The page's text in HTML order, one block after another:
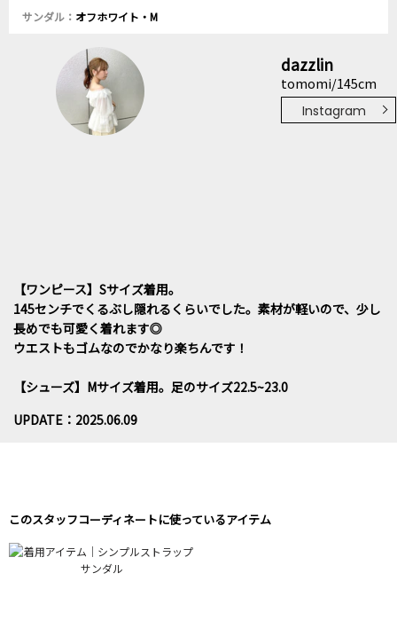
サンダル： オフホワイト・M
dazzlin
tomomi/145cm
Instagram
【ワンピース】Sサイズ着用。
145センチでくるぶし隠れるくらいでした。素材が軽いので、少し
長めでも可愛く着れます◎
ウエストもゴムなのでかなり楽ちんです！
【シューズ】Mサイズ着用。足のサイズ22.5~23.0
UPDATE：2025.06.09
このスタッフコーディネートに使っているアイテム